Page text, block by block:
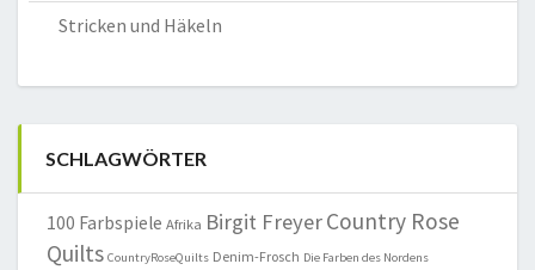
Stricken und Häkeln
SCHLAGWÖRTER
100 Farbspiele Afrika Birgit FreyerCountry Rose
Quilts CountryRoseQuilts Denim-Frosch Die Farben des Nordens